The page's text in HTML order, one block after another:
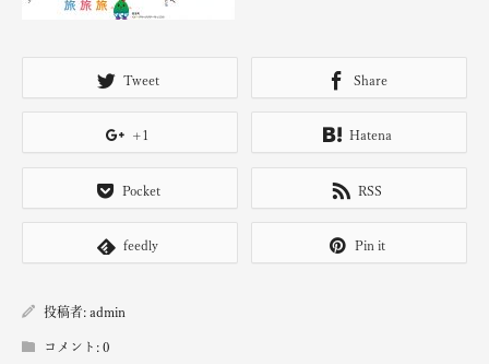
Tweet Share
+1 Hatena
Pocket RSS
feedly Pin it
投稿者: admin
コメント: 0